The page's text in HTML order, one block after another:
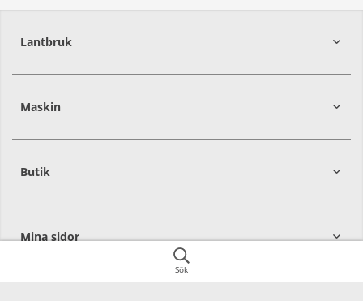
Sök
Lantbruk
39239
Maskin
27430
Butik
Mina sidor